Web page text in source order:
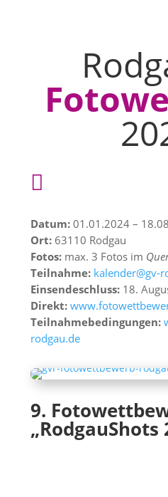

Datum:01.01.2024 –
Ort:63110 Rodgau
Fotos:max. 3 Fotos im
Teilnahme: kalender@gv-
Einsendeschluss:18.
Direkt:
Teilnahmebedingungen:
rodgau.de
9.
„RodgauShots